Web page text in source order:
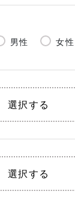
男性 女性